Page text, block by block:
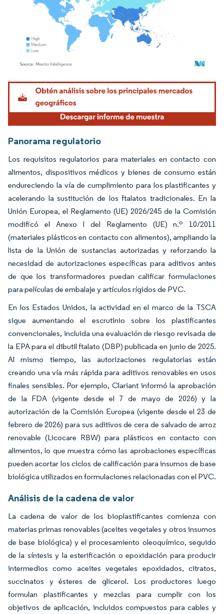
Imagen © Mordor Intelligence. El uso requiere atribución según CC BY 4.0.
Panorama regulatorio
Los requisitos regulatorios para materiales en contacto con
alimentos, dispositivos médicos y bienes de consumo están
endureciendo la vía de cumplimiento para los plastificantes y
acelerando la sustitución de los ftalatos tradicionales. En la
Unión Europea, el Reglamento (UE) 2026/245 de la Comisión
modificó el Anexo I del Reglamento (UE) n.º 10/2011
(materiales plásticos en contacto con alimentos), ampliando la
lista de la Unión de sustancias autorizadas y reforzando la
necesidad de autorizaciones específicas para aditivos antes
de que los transformadores puedan calificar formulaciones
para películas de embalaje y artículos rígidos de PVC.
En los Estados Unidos, la actividad en el marco de la TSCA
sigue aumentando el escrutinio sobre los plastificantes
convencionales, incluida una evaluación de riesgo revisada de
la EPA para el dibutil ftalato (DBP) publicada en junio de 2025.
Al mismo tiempo, las autorizaciones regulatorias están
creando una vía más rápida para aditivos renovables en usos
finales sensibles. Por ejemplo, Clariant informó la aprobación
de la FDA (vigente desde el 7 de mayo de 2026) y la
autorización de la Comisión Europea (vigente desde el 23 de
febrero de 2026) para sus aditivos de cera de salvado de arroz
renovable (Licocare RBW) para plásticos en contacto con
alimentos, lo que muestra cómo las aprobaciones específicas
pueden acortar los ciclos de calificación para insumos de base
biológica utilizados en formulaciones relacionadas con el PVC.
Análisis de la cadena de valor
La cadena de valor de los bioplastificantes comienza con
materias primas renovables (aceites vegetales y otros insumos
de base biológica) y el procesamiento oleoquímico, seguido
de la síntesis y la esterificación o epoxidación para producir
intermedios como aceites vegetales epoxidados, citratos,
succinatos y ésteres de glicerol. Los productores luego
formulan plastificantes y mezclas para cumplir con los
objetivos de aplicación, incluidos compuestos para cables y